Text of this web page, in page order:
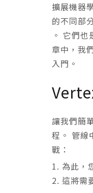
擴展機器
的不同部
。 它們
章中，我
入門。
讓我們簡
程。 管線
戰：
為此，
這將需